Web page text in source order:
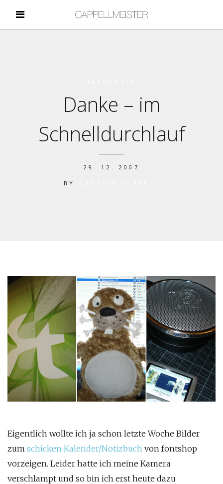
Danke – im
Schnelldurchlauf
29. 12. 2007
BY
Eigentlich wollte ich ja schon letzte Woche Bilder
zum schicken Kalender/Notizbuch von fontshop
vorzeigen. Leider hatte ich meine Kamera
verschlampt und so bin ich erst heute dazu